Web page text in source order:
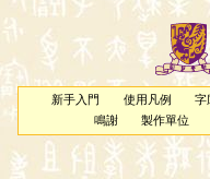
新手入門 使用凡例 字
鳴謝
製作單位